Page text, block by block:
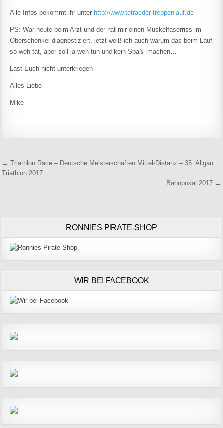
Alle Infos bekommt ihr unter http://www.tetraeder-treppenlauf.de
PS: War heute beim Arzt und der hat mir einen Muskelfaserriss im
Oberschenkel diagnostiziert, jetzt weiß ich auch warum das beim Lauf
so weh tat, aber soll ja weh tun und kein Spaß machen…
Last Euch nicht unterkriegen
Alles Liebe
Mike
Beitragsnavigation
← Triathlon Race – Deutsche Meisterschaften Mittel-Distanz – 35. Allgäu
Triathlon 2017
Bahnpokal 2017 →
RONNIES PIRATE-SHOP
WIR BEI FACEBOOK